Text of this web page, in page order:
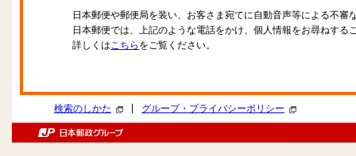
日本郵便や郵便局を装い、お客さま宛てに自動音声等による不審
日本郵便では、上記のような電話をかけ、個人情報をお尋ねする
詳しくはこちら をご覧ください。
検索のしかた グループ・プライバシーポリシー